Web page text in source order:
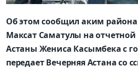
Об этом сообщил аким
Максат Саматулы на отчетной
Астаны Жениса Касымбека с
передает Вечерняя Астана со